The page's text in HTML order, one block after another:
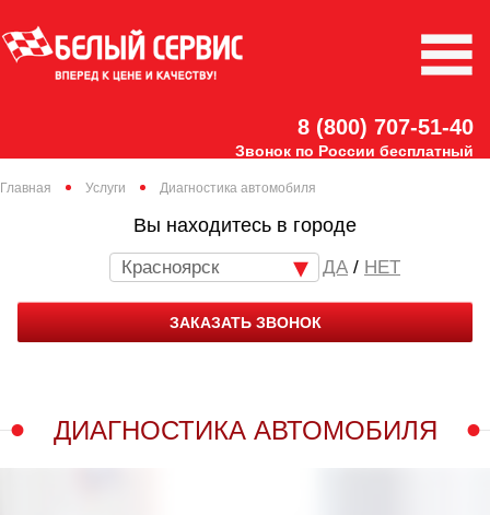
8 (800) 707-51-40
Звонок по России бесплатный
Главная Услуги Диагностика автомобиля
Вы находитесь в городе
Красноярск / НЕТ
ЗАКАЗАТЬ ЗВОНОК
ДИАГНОСТИКА АВТОМОБИЛЯ